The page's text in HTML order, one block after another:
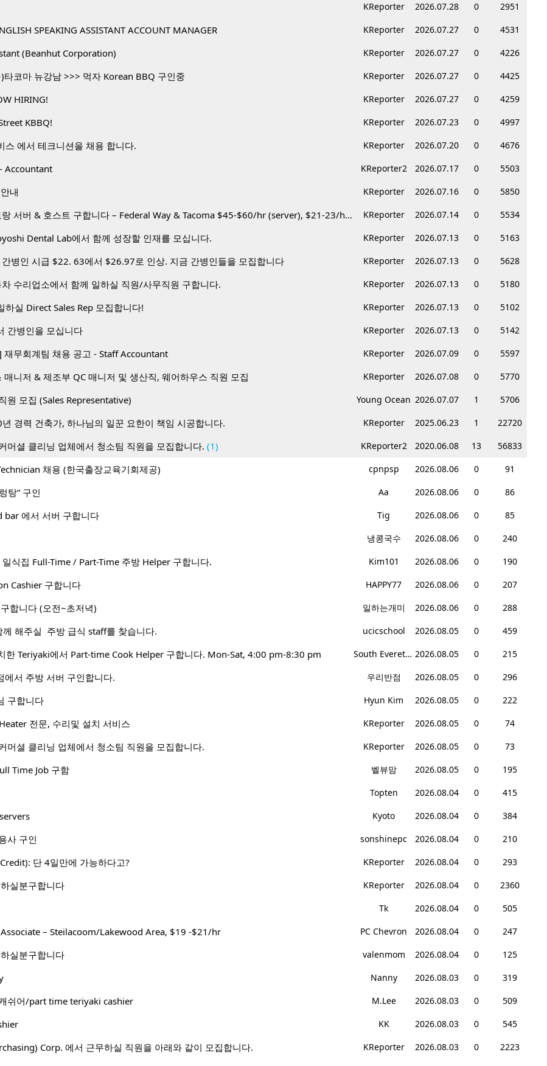
KReporter 2026.07.28 0
2951
SPEAKING ASSISTANT ACCOUNT MANAGER KReporter 2026.07.27 0
4531
(Beanhut Corporation) KReporter 2026.07.27 0
4226
타코마 뉴강남 >>> 먹자 Korean BBQ 구인중 KReporter 2026.07.27 0
4425
HIRING! KReporter 2026.07.27 0
4259
KBBQ! KReporter 2026.07.23 0
4997
스 에서 테크니션을 채용 합니다. KReporter 2026.07.20 0
4676
Accountant KReporter2 2026.07.17 0
5503
내 KReporter 2026.07.16 0
5850
Korean BBQ 레스토랑 서버 & 호스트 구합니다 – Federal Way & Tacoma $45-$60/hr (server), $21-23/hr (Host) KReporter 2026.07.14 0
5534
Dental Lab에서 함께 성장할 인재를 모십니다. KReporter 2026.07.13 0
5163
병인 시급 $22. 63에서 $26.97로 인상. 지금 간병인들을 모집합니다 KReporter 2026.07.13 0
5628
차 수리업소에서 함께 일하실 직원/사무직원 구합니다. KReporter 2026.07.13 0
5180
하실 Direct Sales Rep 모집합니다! KReporter 2026.07.13 0
5102
간병인을 모십니다 KReporter 2026.07.13 0
5142
재무회계팀 채용 공고 - Staff Accountant KReporter 2026.07.09 0
5597
니저 & 제조부 QC 매니저 및 생산직, 웨어하우스 직원 모집 KReporter 2026.07.08 0
5770
원 모집 (Sales Representative) Young Ocean 2026.07.07 1
5706
경력 건축가, 하나님의 일꾼 요한이 책임 시공합니다. KReporter 2025.06.23 1
22720
머셜 클리닝 업체에서 청소팀 직원을 모집합니다. (1) KReporter2 2020.06.08 13
56833
채용 (한국출장교육기회제공) cpnpsp 2026.08.06 0
91
탕” 구인 Aa 2026.08.06 0
86
bar 에서 서버 구합니다 Tig 2026.08.06 0
85
냉콩국수 2026.08.06 0
240
식집 Full-Time / Part-Time 주방 Helper 구합니다. Kim101 2026.08.06 0
190
Cashier 구합니다 HAPPY77 2026.08.06 0
207
합니다 (오전~초저녁) 일하는개미 2026.08.06 0
288
께 해주실 주방 급식 staff를 찾습니다. ucicschool 2026.08.05 0
459
한 Teriyaki에서 Part-time Cook Helper 구합니다. Mon-Sat, 4:00 pm-8:30 pm South Everett Teriyaki 2026.08.05 0
215
에서 주방 서버 구인합니다. 우리반점 2026.08.05 0
296
구합니다 Hyun Kim 2026.08.05 0
222
전문, 수리및 설치 서비스 KReporter 2026.08.05 0
74
머셜 클리닝 업체에서 청소팀 직원을 모집합니다. KReporter 2026.08.05 0
73
Time Job 구함 벨뷰맘 2026.08.05 0
195
Topten 2026.08.04 0
415
Kyoto 2026.08.04 0
384
사 구인 sonshinepc 2026.08.04 0
210
단 4일만에 가능하다고? KReporter 2026.08.04 0
293
실분구합니다 KReporter 2026.08.04 0
2360
Tk 2026.08.04 0
505
– Steilacoom/Lakewood Area, $19 -$21/hr PC Chevron 2026.08.04 0
247
실분구합니다 valenmom 2026.08.04 0
125
Nanny 2026.08.03 0
319
쉬어/part time teriyaki cashier M.Lee 2026.08.03 0
509
KK 2026.08.03 0
545
Corp. 에서 근무하실 직원을 아래와 같이 모집합니다. KReporter 2026.08.03 0
2223